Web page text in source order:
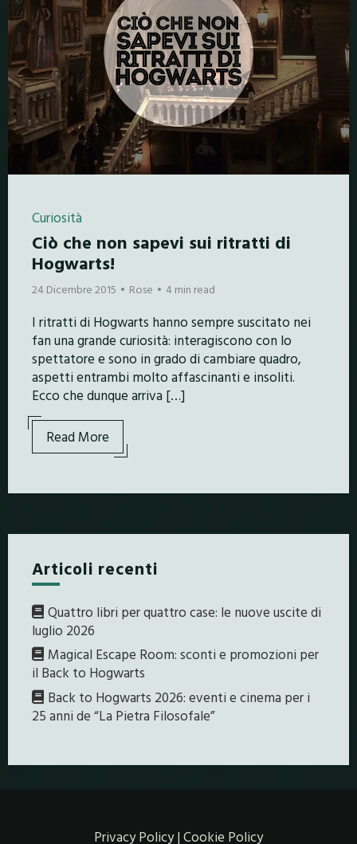
Curiosità
Ciò che non sapevi sui ritratti di
Hogwarts!
24 Dicembre 2015 Rose 4 min read
I ritratti di Hogwarts hanno sempre suscitato nei
fan una grande curiosità: interagiscono con lo
spettatore e sono in grado di cambiare quadro,
aspetti entrambi molto affascinanti e insoliti.
Ecco che dunque arriva […]
Read More
Articoli recenti
Quattro libri per quattro case: le nuove uscite di
luglio 2026
Magical Escape Room: sconti e promozioni per
il Back to Hogwarts
Back to Hogwarts 2026: eventi e cinema per i
25 anni de “La Pietra Filosofale”
Privacy Policy| Cookie Policy